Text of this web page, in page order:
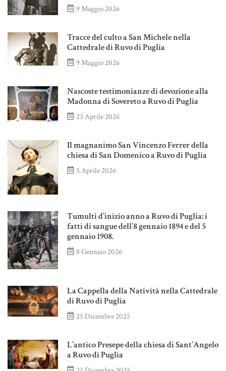
9 Maggio 2026
Tracce del culto a San Michele nella
Cattedrale di Ruvo di Puglia
9 Maggio 2026
Nascoste testimonianze di devozione alla
Madonna di Sovereto a Ruvo di Puglia
23 Aprile 2026
Il magnanimo San Vincenzo Ferrer della
chiesa di San Domenico a Ruvo di Puglia
5 Aprile 2026
Tumulti d’inizio anno a Ruvo di Puglia: i
fatti di sangue dell’8 gennaio 1894 e del 5
gennaio 1908.
8 Gennaio 2026
La Cappella della Natività nella Cattedrale
di Ruvo di Puglia
25 Dicembre 2025
L’antico Presepe della chiesa di Sant’Angelo
a Ruvo di Puglia